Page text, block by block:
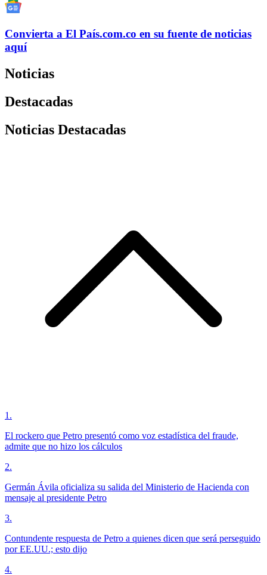
Convierta a El País.com.co en su fuente de noticias
aquí
Noticias
Destacadas
Noticias Destacadas
1 .
El rockero que Petro presentó como voz estadística del fraude,
admite que no hizo los cálculos
2.
Germán Ávila oficializa su salida del Ministerio de Hacienda con
mensaje al presidente Petro
3.
Contundente respuesta de Petro a quienes dicen que será perseguido
por EE.UU.; esto dijo
4.